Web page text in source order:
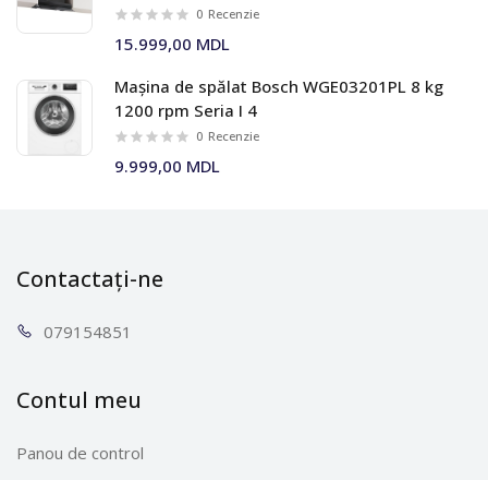
0 Recenzie
15.999,00 MDL
Mașina de spălat Bosch WGE03201PL 8 kg
1200 rpm Seria I 4
0 Recenzie
9.999,00 MDL
Contactați-ne
0791 54851
Contul meu
Panou de control